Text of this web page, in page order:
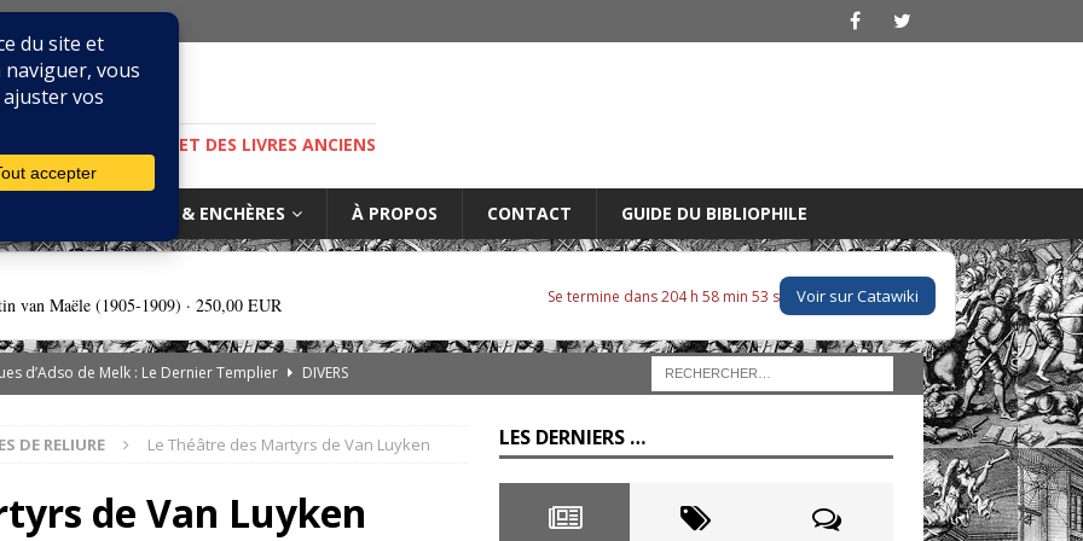
DE LA BIBLIOPHILIE ET DES LIVRES ANCIENS
MARCHÉ & ENCHÈRES À PROPOS CONTACT GUIDE DU BIBLIOPHILE
van Maële (1905-1909) ·250,00 EUR Se termine dans 204 h 58 min 52 s Voir sur Catawiki
d’Adso de Melk : Le Dernier Templier
DIVERS
: le vendeur, l’expert et la plateforme… comment s’y
cliniques de l’IGLI : la libido possidendi, ou jusqu’où aller pour
DE RELIURE Le Théâtre des Martyrs de Van Luyken
de Van Luyken
LES DERNIERS …